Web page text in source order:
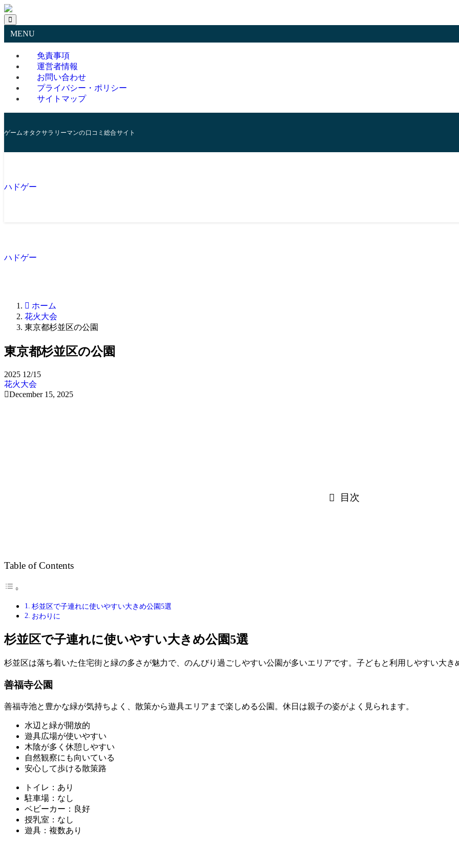
MENU
免責事項
運営者情報
お問い合わせ
プライバシー・ポリシー
サイトマップ
ゲームオタクサラリーマンの口コミ総合サイト
ハドゲー
ハドゲー
ホーム
花火大会
東京都杉並区の公園
東京都杉並区の公園
2025 12/15
花火大会
December 15, 2025
目次
Table of Contents
杉並区で子連れに使いやすい大きめ公園5選
おわりに
杉並区で子連れに使いやすい大きめ公園5選
杉並区は落ち着いた住宅街と緑の多さが魅力で、のんびり過ごしやすい公園が多いエリアです。子どもと利用しやすい大き
善福寺公園
善福寺池と豊かな緑が気持ちよく、散策から遊具エリアまで楽しめる公園。休日は親子の姿がよく見られます。
水辺と緑が開放的
遊具広場が使いやすい
木陰が多く休憩しやすい
自然観察にも向いている
安心して歩ける散策路
トイレ：あり
駐車場：なし
ベビーカー：良好
授乳室：なし
遊具：複数あり